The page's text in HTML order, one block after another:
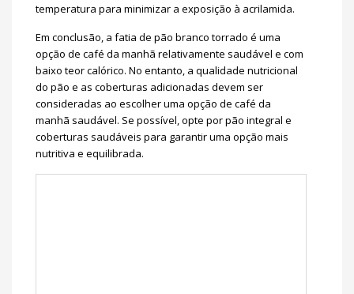
temperatura para minimizar a exposição à acrilamida.
Em conclusão, a fatia de pão branco torrado é uma
opção de café da manhã relativamente saudável e com
baixo teor calórico. No entanto, a qualidade nutricional
do pão e as coberturas adicionadas devem ser
consideradas ao escolher uma opção de café da
manhã saudável. Se possível, opte por pão integral e
coberturas saudáveis para garantir uma opção mais
nutritiva e equilibrada.